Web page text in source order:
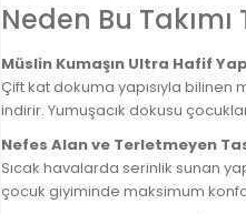
Neden Bu
Müslin Kumaşın Ultra Hafif
Çift kat dokuma yapısıyla
indirir. Yumuşacık dokusu
Nefes Alan ve Terletmeyen
Sıcak havalarda serinlik sunan
çocuk giyiminde maksimum